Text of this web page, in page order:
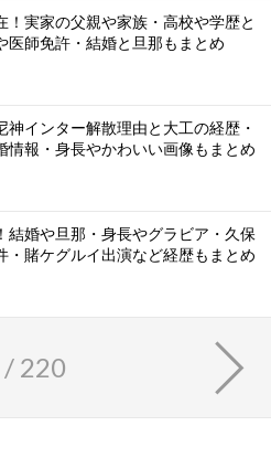
！実家の父親や家族・高校や学歴と
医師免許・結婚と旦那もまとめ
神インター解散理由と大工の経歴・
情報・身長やかわいい画像もまとめ
結婚や旦那・身長やグラビア・久保
・賭ケグルイ出演など経歴もまとめ
220